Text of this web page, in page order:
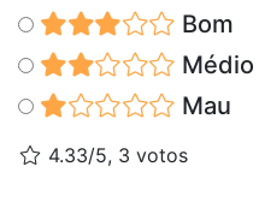
Bom
Médio
Mau
4.33/5, 3 votos